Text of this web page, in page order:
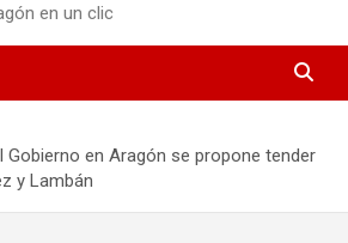
en un clic
Gobierno en Aragón se propone tender
y Lambán